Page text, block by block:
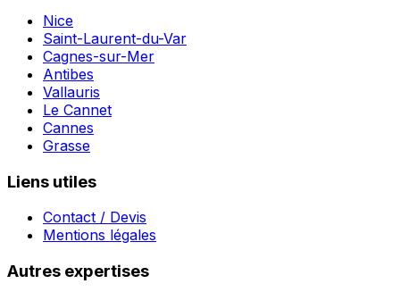
Nice
Saint-Laurent-du-Var
Cagnes-sur-Mer
Antibes
Vallauris
Le Cannet
Cannes
Grasse
Liens utiles
Contact / Devis
Mentions légales
Autres expertises